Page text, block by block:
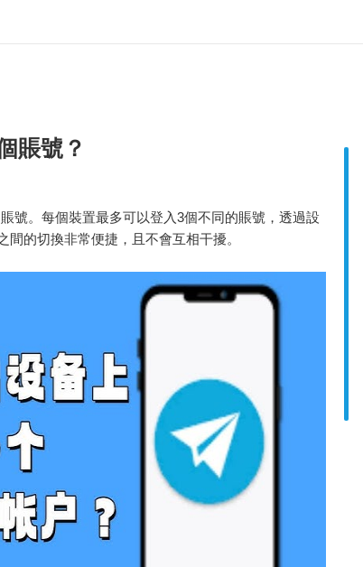
賬號？
號。每個裝置最多可以登入3個不同的賬號，透過設
間的切換非常便捷，且不會互相干擾。